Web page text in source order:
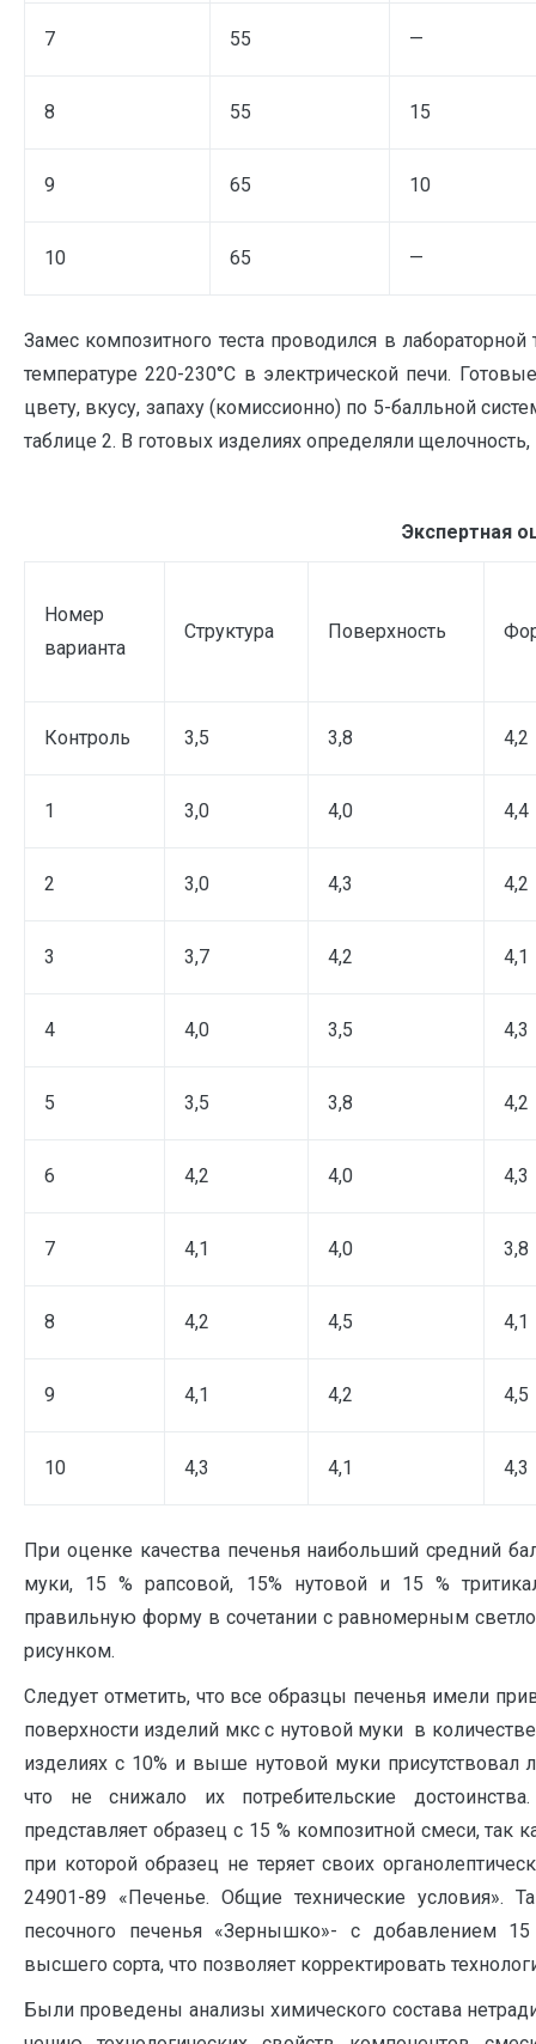
7 55 —
8 55 15
9 65 10
10 65 —
Замес композитного теста проводился в
температуре 220-230°С в электрической печи.
цвету, вкусу, запаху (комиссионно) по 5-балльной
таблице 2. В готовых изделиях определяли
Экспертная
Номер
варианта
Структура Поверхность
Контроль 3,5 3,8 4,2
1 3,0 4,0 4,4
2 3,0 4,3 4,2
3 3,7 4,2 4,1
4 4,0 3,5 4,3
5 3,5 3,8 4,2
6 4,2 4,0 4,3
7 4,1 4,0 3,8
8 4,2 4,5 4,1
9 4,1 4,2 4,5
10 4,3 4,1 4,3
При оценке качества печенья наибольший средний
муки, 15 % рапсовой, 15% нутовой и 15 %
правильную форму в сочетании с равномерным
рисунком.
Следует отметить, что все образцы печенья имели
поверхности изделий мкс с нутовой муки в
изделиях с 10% и выше нутовой муки присутствовал
что не снижало их потребительские
представляет образец с 15 % композитной смеси,
при которой образец не теряет своих
24901-89 «Печенье. Общие технические условия».
песочного печенья «Зернышко»- с добавлением
высшего сорта, что позволяет корректировать
Были проведены анализы химического состава